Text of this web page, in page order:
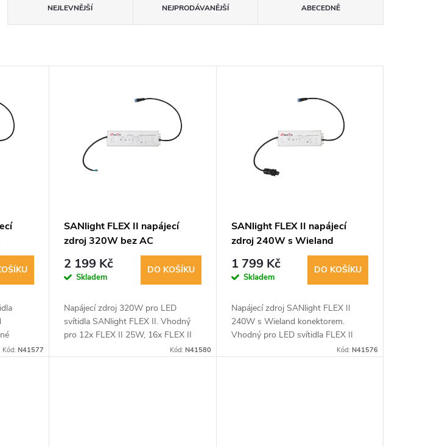
NEJLEVNĚJŠÍ NEJPRODÁVANĚJŠÍ ABECEDNĚ
Kód:N41577
SANlight FLEX II napájecí
zdroj 320W bez AC
konektoru
2 199 Kč
Skladem
DO KOŠÍKU
Napájecí zdroj 320W pro LED
svítidla SANlight FLEX II. Vhodný
pro 12x FLEX II 25W, 16x FLEX II
20W nebo 32x FLEX II 10W.Kód: N41580
SANlight FLEX II napájecí
zdroj 240W s Wieland
konektorem
1 799 Kč
Skladem
DO KOŠÍKU
Napájecí zdroj SANlight FLEX II
240W s Wieland konektorem.
Vhodný pro LED svítidla FLEX II
Kód: N41576